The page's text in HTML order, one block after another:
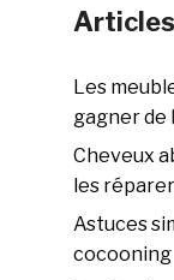
Les
gagner de
Cheveux
les
Astuces
cocooning